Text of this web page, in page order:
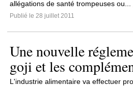
allégations de santé trompeuses ou...
Publié le 28 juillet 2011
Une nouvelle
goji et les
L'industrie alimentaire va effectuer